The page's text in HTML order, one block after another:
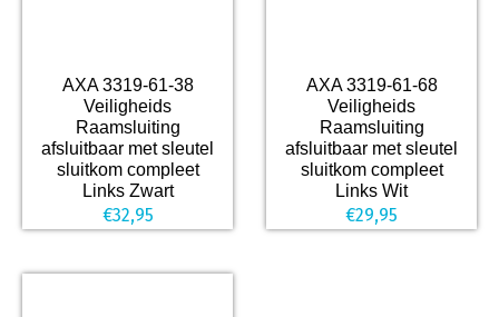
AXA 3319-61-38
Veiligheids
Raamsluiting
afsluitbaar met sleutel
sluitkom compleet
Links Zwart
€32,95
AXA 3319-61-68
Veiligheids
Raamsluiting
afsluitbaar met sleutel
sluitkom compleet
Links Wit
€29,95